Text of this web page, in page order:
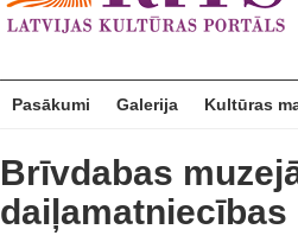
Pasākumi Galerija Kultūras
Brīvdabas
daiļamatniecības